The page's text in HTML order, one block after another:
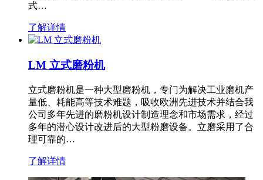
式…
了解详情
LM 立式磨粉机
立式磨粉机是一种大型磨粉机，专门为解决工业磨机产
量低、耗能高等技术难题，吸收欧洲先进技术并结合我
公司多年先进的磨粉机设计制造理念和市场需求，经过
多年的潜心设计改进后的大型粉磨设备。立磨采用了合
理可靠的…
了解详情